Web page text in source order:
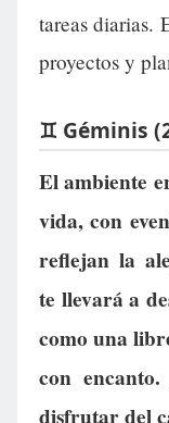
tareas diarias.
proyectos y
♊ Géminis
El ambiente
vida, con
reflejan la
te llevará a
como una
con
disfrutar del